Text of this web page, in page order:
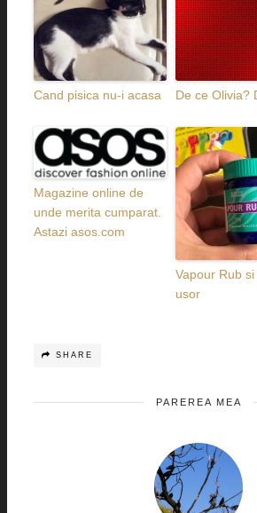
Cand pisica nu-i acasa De ce Olivia?
Magazine online de
unde merita cumparat.
Astazi asos.com
Vapour Rub
usor
SHARE
PAREREA MEA